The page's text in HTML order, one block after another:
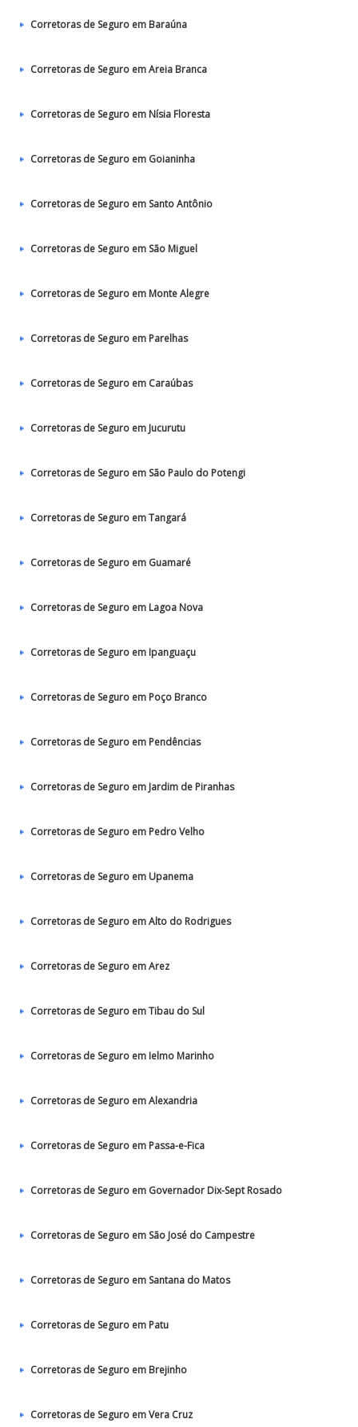
Corretoras de Seguro em Baraúna
Corretoras de Seguro em Areia Branca
Corretoras de Seguro em Nísia Floresta
Corretoras de Seguro em Goianinha
Corretoras de Seguro em Santo Antônio
Corretoras de Seguro em São Miguel
Corretoras de Seguro em Monte Alegre
Corretoras de Seguro em Parelhas
Corretoras de Seguro em Caraúbas
Corretoras de Seguro em Jucurutu
Corretoras de Seguro em São Paulo do Potengi
Corretoras de Seguro em Tangará
Corretoras de Seguro em Guamaré
Corretoras de Seguro em Lagoa Nova
Corretoras de Seguro em Ipanguaçu
Corretoras de Seguro em Poço Branco
Corretoras de Seguro em Pendências
Corretoras de Seguro em Jardim de Piranhas
Corretoras de Seguro em Pedro Velho
Corretoras de Seguro em Upanema
Corretoras de Seguro em Alto do Rodrigues
Corretoras de Seguro em Arez
Corretoras de Seguro em Tibau do Sul
Corretoras de Seguro em Ielmo Marinho
Corretoras de Seguro em Alexandria
Corretoras de Seguro em Passa-e-Fica
Corretoras de Seguro em Governador Dix-Sept Rosado
Corretoras de Seguro em São José do Campestre
Corretoras de Seguro em Santana do Matos
Corretoras de Seguro em Patu
Corretoras de Seguro em Brejinho
Corretoras de Seguro em Vera Cruz